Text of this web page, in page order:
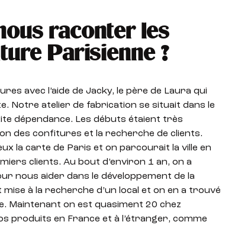
raconter les
Parisienne ?
avec l’aide de Jacky, le père de Laura qui
Notre atelier de fabrication se situait dans le
dépendance. Les débuts étaient très
des confitures et la recherche de clients.
la carte de Paris et on parcourait la ville en
clients. Au bout d’environ 1 an, on a
nous aider dans le développement de la
à la recherche d’un local et on en a trouvé
Maintenant on est quasiment 20 chez
produits en France et à l’étranger, comme